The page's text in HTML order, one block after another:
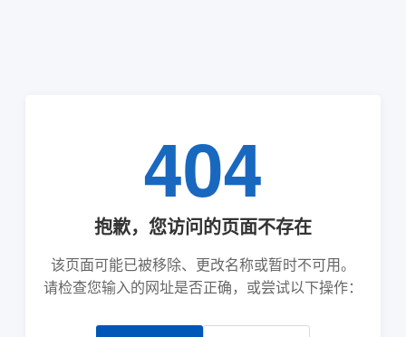
404
抱歉，您访问的页面不存在
该页面可能已被移除、更改名称或暂时不可用。
请检查您输入的网址是否正确，或尝试以下操作：